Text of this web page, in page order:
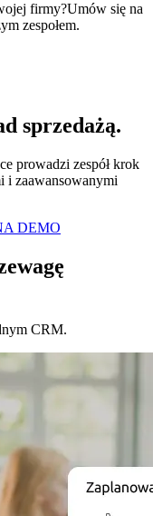
firmy?Umów się na
zespołem.
sprzedażą.
prowadzi zespół krok
i zaawansowanymi
DEMO
CRM.